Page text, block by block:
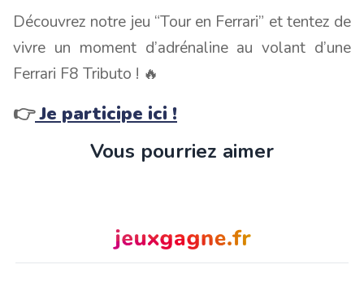
Découvrez notre jeu “Tour en Ferrari” et tentez de
vivre un moment d’adrénaline au volant d’une
Ferrari F8 Tributo ! 🔥
👉Je participe ici !
Vous pourriez aimer